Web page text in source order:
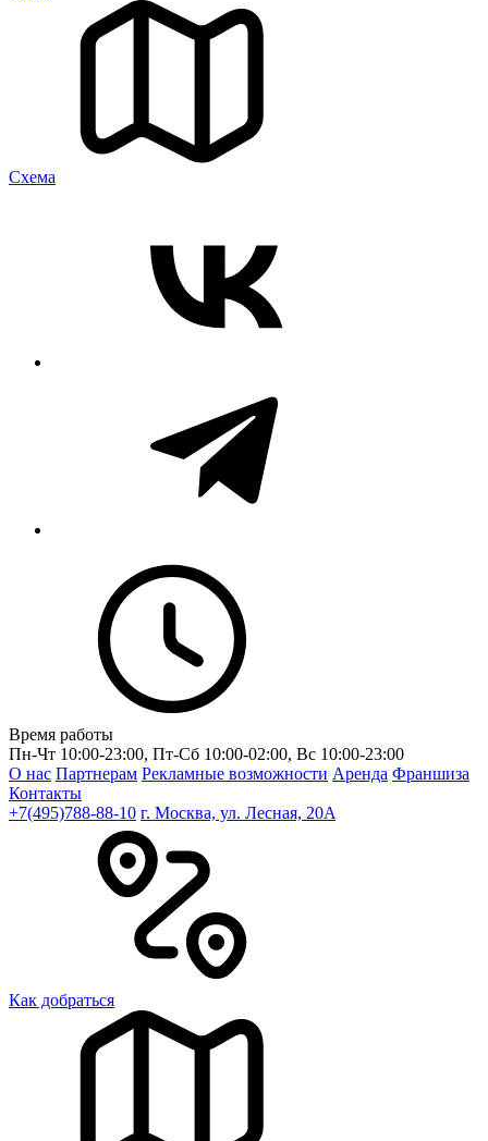
Cхема
Время работы
Пн-Чт 10:00-23:00, Пт-Сб 10:00-02:00, Вс 10:00-23:00
О нас Партнерам Рекламные возможности Аренда Франшиза
Контакты
+7(495)788-88-10 г. Москва, ул. Лесная, 20A
Как добраться